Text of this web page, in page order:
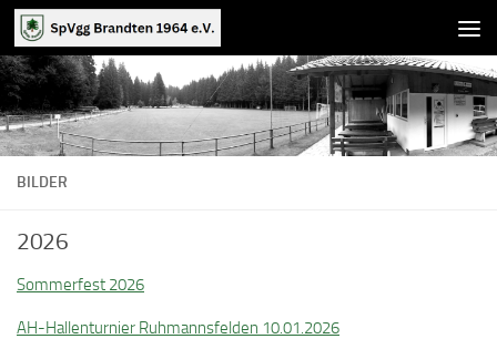
Zum Inhalt springen
BILDER
2026
Sommerfest 2026
AH-Hallenturnier Ruhmannsfelden 10.01.2026